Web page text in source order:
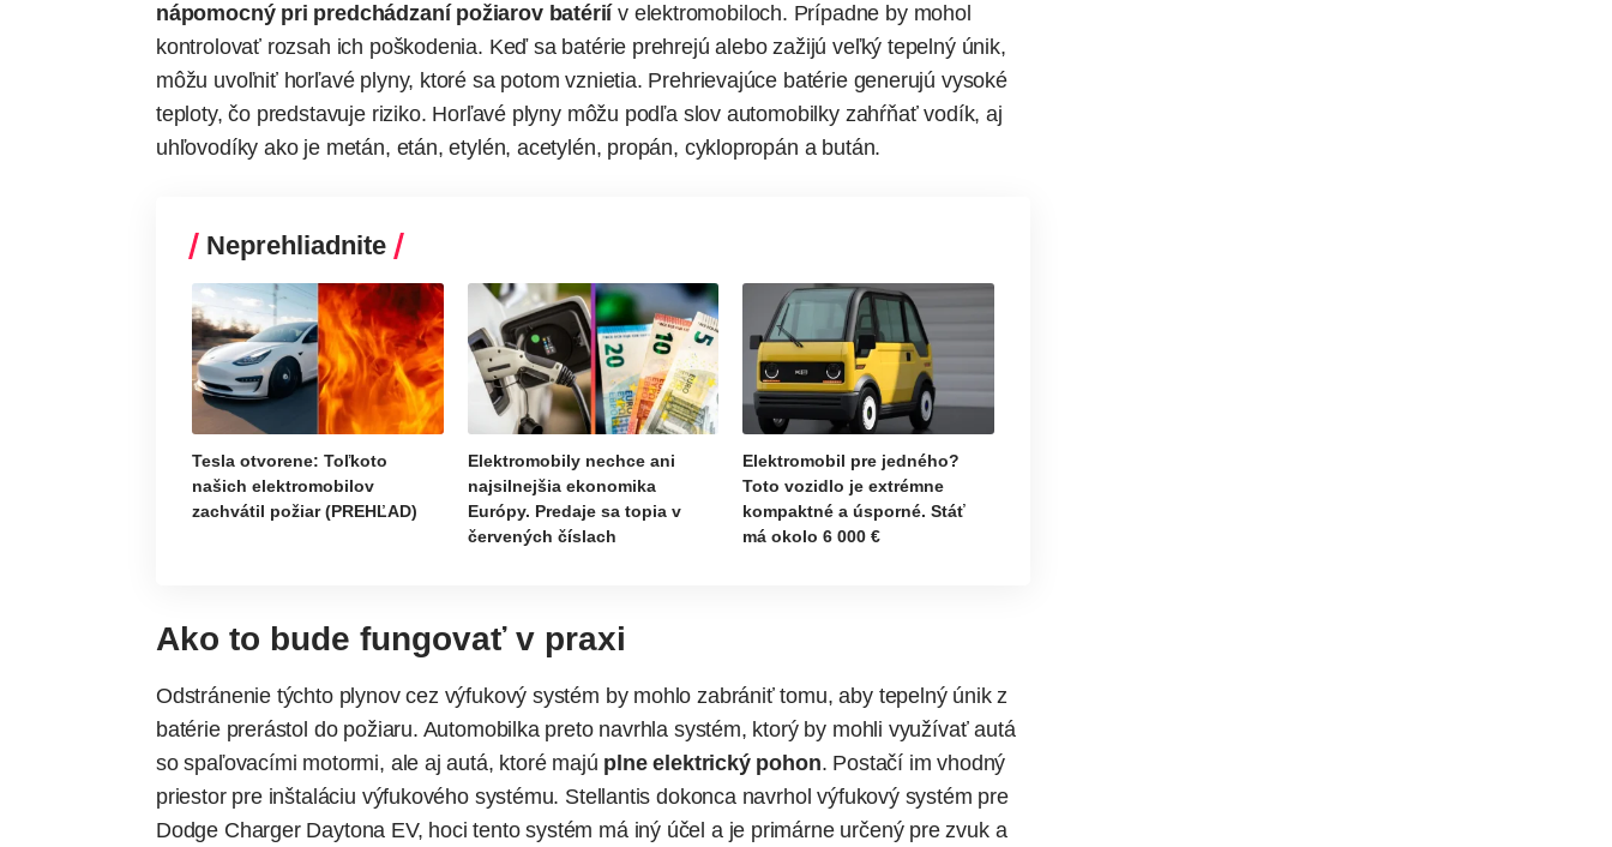
nápomocný pri predchádzaní požiarov batérií v elektromobiloch. Prípadne by mohol
kontrolovať rozsah ich poškodenia. Keď sa batérie prehrejú alebo zažijú veľký tepelný únik,
môžu uvoľniť horľavé plyny, ktoré sa potom vznietia. Prehrievajúce batérie generujú vysoké
teploty, čo predstavuje riziko. Horľavé plyny môžu podľa slov automobilky zahŕňať vodík, aj
uhľovodíky ako je metán, etán, etylén, acetylén, propán, cyklopropán a bután.
Neprehliadnite
Tesla otvorene: Toľkoto
našich elektromobilov
zachvátil požiar (PREHĽAD)
Elektromobily nechce ani
najsilnejšia ekonomika
Európy. Predaje sa topia v
červených číslach
Elektromobil pre jedného?
Toto vozidlo je extrémne
kompaktné a úsporné. Stáť
má okolo 6 000 €
Ako to bude fungovať v praxi
Odstránenie týchto plynov cez výfukový systém by mohlo zabrániť tomu, aby tepelný únik z
batérie prerástol do požiaru. Automobilka preto navrhla systém, ktorý by mohli využívať autá
so spaľovacími motormi, ale aj autá, ktoré majú plne elektrický pohon. Postačí im vhodný
priestor pre inštaláciu výfukového systému. Stellantis dokonca navrhol výfukový systém pre
Dodge Charger Daytona EV, hoci tento systém má iný účel a je primárne určený pre zvuk a